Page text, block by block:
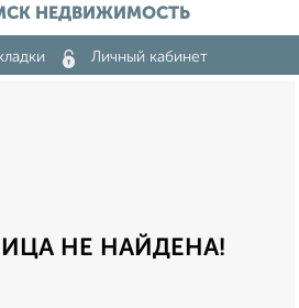
НЕДВИЖИМОСТЬ
Личный кабинет
НЕ НАЙДЕНА!